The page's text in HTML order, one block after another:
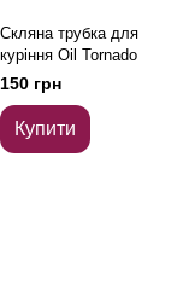
Скляна трубка для
куріння Oil Tornado
150 грн
Купити